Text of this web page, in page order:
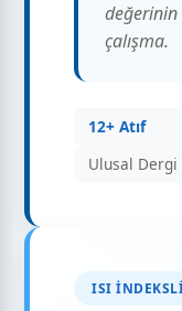
değerinin
çalışma.
12+ Atıf
Ulusal Dergi
ISI